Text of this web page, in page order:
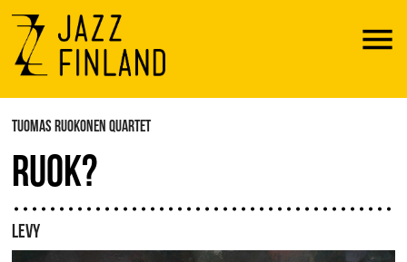
Menu
TUOMAS RUOKONEN QUARTET
RUOK?
LEVY